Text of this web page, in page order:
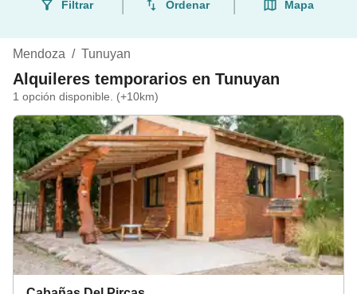
Filtrar Ordenar Mapa
Mendoza / Tunuyan
Alquileres temporarios en Tunuyan
1 opción disponible. (+10km)